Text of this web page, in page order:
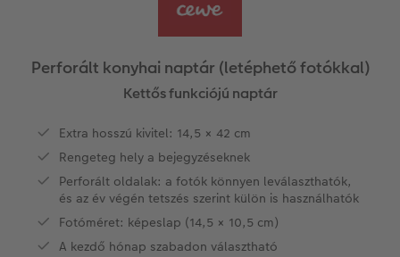
Vásárlói mintakönyvek
Kids CEWE FOTÓKÖNYV
Art Collection CEWE FOTÓKÖNYV
Kiegészítők
CEWE myPhotos
Matt Prints
Prémium poszter
Art Prints
Fotókidolgozás normál
Fényképtároló dobozok
Direkt nyomtatású alufotó
Habkarton
Esküvői köszöntő tábla
Poszterléc
Hexxas
Üdvözlőkártyák
Iskolaszer és irodaszer
Fényképes ajándékdobozok
Textíliák
Art Prints
Kiegészítők
CEWE PHOTO AWARD FOTÓPÁLYÁZAT
Hogyan készíts jobb képeket a
Híreink
CEWE sztorik
Egyedi ajándékötletek
Perforált konyhai naptár (letéphető fotókkal)
Kettős funkciójú naptár
Extra hosszú kivitel: 14,5 × 42 cm
Rengeteg hely a bejegyzéseknek
Perforált oldalak: a fotók könnyen leválaszthatók,
és az év végén tetszés szerint külön is használhatók
Fotóméret: képeslap (14,5 × 10,5 cm)
A kezdő hónap szabadon választható